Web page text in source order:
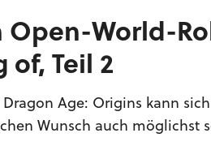
Open-World-
Teil 2
Age: Origins kann
Wunsch auch möglichst